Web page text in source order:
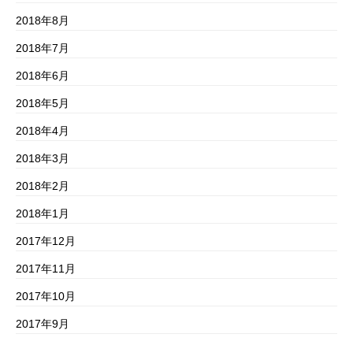
2018年8月
2018年7月
2018年6月
2018年5月
2018年4月
2018年3月
2018年2月
2018年1月
2017年12月
2017年11月
2017年10月
2017年9月